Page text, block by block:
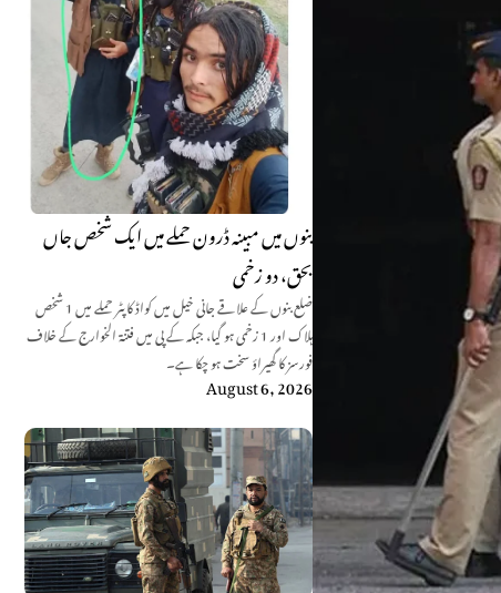
بنوں میں مبینہ ڈرون حملے میں ایک شخص جاں
بحق، دو زخمی
ضلع بنوں کے علاقے جانی خیل میں کواڈ کاپٹر حملے میں 1 شخص
ہلاک اور 1 زخمی ہو گیا، جبکہ کے پی میں فتنۃ الخوارج کے خلاف
فورسز کا گھیراؤ سخت ہو چکا ہے۔
August 6, 2026